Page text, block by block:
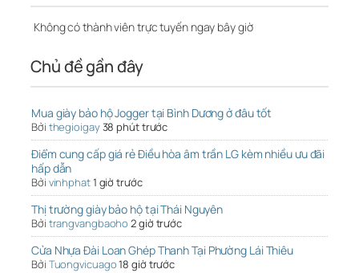
Không có thành viên trực tuyến ngay bây giờ
Chủ đề gần đây
Mua giày bảo hộ Jogger tại Bình Dương ở đâu tốt
Bởi thegioigay38 phút trước
Điểm cung cấp giá rẻ Điều hòa âm trần LG kèm nhiều ưu đãi
hấp dẫn
Bởi vinhphat1 giờ trước
Thị trường giày bảo hộ tại Thái Nguyên
Bởi trangvangbaoho 2 giờ trước
Cửa Nhựa Đài Loan Ghép Thanh Tại Phường Lái Thiêu
Bởi Tuongvicuago18 giờ trước